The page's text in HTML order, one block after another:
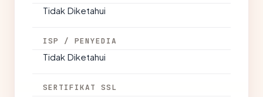
Tidak Diketahui
ISP / PENYEDIA
Tidak Diketahui
SERTIFIKAT SSL